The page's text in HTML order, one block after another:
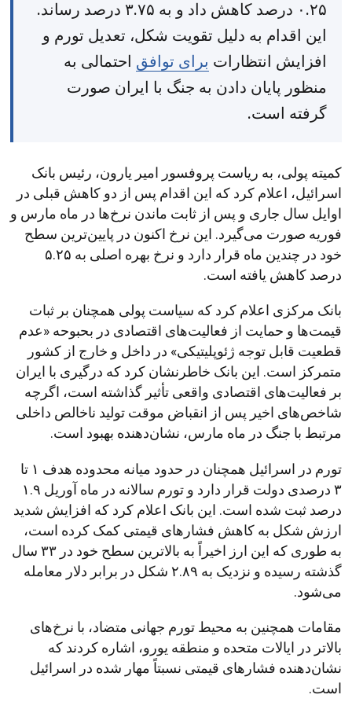
۰.۲۵ درصد کاهش داد و به ۳.۷۵ درصد رساند.
این اقدام به دلیل تقویت شکل، تعدیل تورم و
افزایش انتظارات برای توافق احتمالی به
منظور پایان دادن به جنگ با ایران صورت
گرفته است.
کمیته پولی، به ریاست پروفسور امیر یارون، رئیس بانک
اسرائیل، اعلام کرد که این اقدام پس از دو کاهش قبلی در
اوایل سال جاری و پس از ثابت ماندن نرخ‌ها در ماه مارس و
فوریه صورت می‌گیرد. این نرخ اکنون در پایین‌ترین سطح
خود در چندین ماه قرار دارد و نرخ بهره اصلی به ۵.۲۵
درصد کاهش یافته است.
بانک مرکزی اعلام کرد که سیاست پولی همچنان بر ثبات
قیمت‌ها و حمایت از فعالیت‌های اقتصادی در بحبوحه «عدم
قطعیت قابل توجه ژئوپلیتیکی» در داخل و خارج از کشور
متمرکز است. این بانک خاطرنشان کرد که درگیری با ایران
بر فعالیت‌های اقتصادی واقعی تأثیر گذاشته است، اگرچه
شاخص‌های اخیر پس از انقباض موقت تولید ناخالص داخلی
مرتبط با جنگ در ماه مارس، نشان‌دهنده بهبود است.
تورم در اسرائیل همچنان در حدود میانه محدوده هدف ۱ تا
۳ درصدی دولت قرار دارد و تورم سالانه در ماه آوریل ۱.۹
درصد ثبت شده است. این بانک اعلام کرد که افزایش شدید
ارزش شکل به کاهش فشارهای قیمتی کمک کرده است،
به طوری که این ارز اخیراً به بالاترین سطح خود در ۳۳ سال
گذشته رسیده و نزدیک به ۲.۸۹ شکل در برابر دلار معامله
می‌شود.
مقامات همچنین به محیط تورم جهانی متضاد، با نرخ‌های
بالاتر در ایالات متحده و منطقه یورو، اشاره کردند که
نشان‌دهنده فشارهای قیمتی نسبتاً مهار شده در اسرائیل
است.